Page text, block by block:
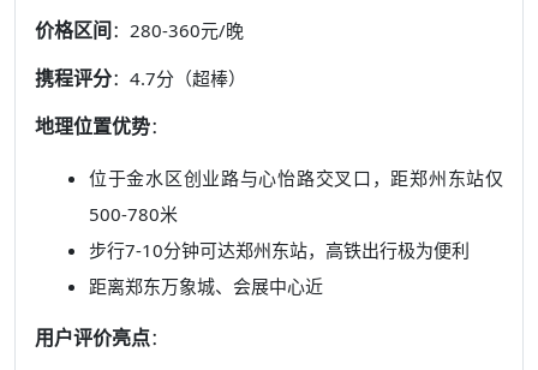
价格区间：280-360元/晚
携程评分：4.7分（超棒）
地理位置优势：
位于金水区创业路与心怡路交叉口，距郑州东站仅
500-780米
步行7-10分钟可达郑州东站，高铁出行极为便利
距离郑东万象城、会展中心近
用户评价亮点：